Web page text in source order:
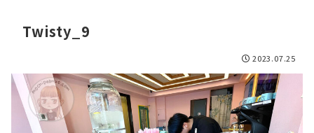
Twisty_9
2023.07.25